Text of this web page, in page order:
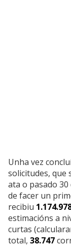
Unha vez
solicitudes, que
ata o pasado
de facer un
recibiu
estimacións a
curtas
total, 38.747